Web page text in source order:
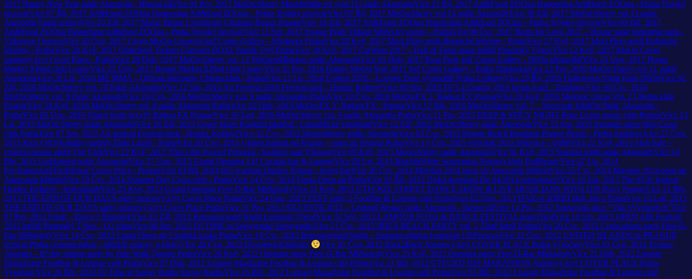
2017 Happy New Year palác Akropolis - Hlavní sálVíce 01 Pro, 2017 MoOn:Sherry MeanWhille ed. (vol.15) palác AkropolisVíce 21 Říj, 2017 Art&Food ZOOna Happening Art&food ZOOna - Praha Trojský
pivovarVíce 07 Říj, 2017 Art&Food ZOOna Happening Art&food ZOOna - Praha Trojský pivovarVíce 07 Říj, 2017 MoOn:Sherry vol.14 palác AkropolisVíce 30 Zář, 2017 MoOn:Sherry vol.13 palác
Akropolis (malá scéna)Více 20 Zář, 2017 Music Please Livestream Chapeau Rouge PragueVíce 16 Zář, 2017 Art&Food ZOOna Happening Art&food ZOOna - Praha Trojský pivovarVíce 09 Zář, 2017
Art&Food ZOOna Happening Art&food ZOOna - Praha Trojský pivovarVíce 13 Srp, 2017 Prague Pride Village Střelecký ostrov - PrahaVíce 08 Čvc, 2017 Beats for Love 2017 – House stage Industrial park -
Vítkovice OstravaVíce 30 Čvn, 2017 Cargo MoOn Carneval loď Cargo Gallery - Náplavka PrahaVíce 28 Kvě, 2017 Mezi Ploty areál Bohnické léčebny - PrahaVíce 27 Kvě, 2017 Mezi Ploty areál Bohnické
léčebny - PrahaVíce 20 Kvě, 2017 Oldschool Techno Classsics BOAT Parník Tyrš PrahaVíce 19 Kvě, 2017 CarWars 2017 – Hall of Fame stage letiště Panenský TýnecVíce 12 Kvě, 2017 MoOn Cover
atomový kryt Cover Place - PrahaVíce 28 Dub, 2017 MoOn:Sherry vol. 12 Witches&Bitches palác AkropolisVíce 01 Dub, 2017 Boat Party loď Cargo Gallery - Děčín přístavištěVíce 25 Úno, 2017 House
Market XPlod club LounyVíce 25 Úno, 2017 House Market XPlod club LounyVíce 31 Pro, 2016 Happy MoOn Year 2017 loď Cargo Gallery - Praha NáplavkaVíce 23 Pro, 2016 MoOn:Sherry vol 11. palác
AkropolisVíce 26 Lis, 2016 ME MMA – Official afterparty Uhlena klub - PrahaVíce 12 Lis, 2016 Erofest 2016 – Lounge Zone výstaviště Praha LetňanyVíce 29 Říj, 2016 Halloween Night Klub DěčínVíce 02
Zář, 2016 MoOn:Sherry vol. 10 Palác AkropolisVíce 12 Srp, 2016 Air Festival 2016 Festival park - Hradec KrálovéVíce 06 Srp, 2016 DJ´s 4 Charity 2016 kemp Josef - DubňanyVíce 30 Čvc, 2016
MoOn:Sherry vol. 9 Palác AkropolisVíce 24 Čvn, 2016 MoOn:Sherry vol. 9 palác Akropolis PrahaVíce 10 Čvn, 2016 MoOn:FX 3´ Radost FX PragueVíce 28 Kvě, 2016 Majestic circus Vol. 2 Uhelna klub
PragueVíce 28 Kvě, 2016 MoOn:Sherry vol. 8 palác Akropolis PrahaVíce 22 Dub, 2016 MoOn:FX 2´ Radost FX - PragueVíce 12 Bře, 2016 MoOn:Sherry vol. 7 – Specciale EditiOn Palác Akropolis -
PrahaVíce 05 Úno, 2016 Název bude brzy!!! Radost FX PragueVíce 30 Led, 2016 MoOn:Sherry vol. 6 palác Akropolis PrahaVíce 11 Pro, 2015 DEEP & SPICY NIGHT Pepe Lopez music club PragueVíce 13
Lis, 2015 MoOn:Sherry palác AkropolisVíce 18 Zář, 2015 Cover Stage Kostelní náměstí - Litoměřické vinobraníVíce 12 Zář, 2015 MoOn:Sherry palác AkropolisVíce 15 Srp, 2015 Summer open (tba) Cross
club PrahaVíce 07 Srp, 2015 Air festival Festival park - Hradec KrálovéVíce 31 Čvc, 2015 Moon:Sherry palác AkropolisVíce 03 Čvc, 2015 Prague Beach Boutique Prague Beach - Praha SmíchovVíce 27 Čvn,
2015 Kick Off (Holliday started) Žluté Lázně - PrahaVíce 20 Čvn, 2015 United Islands od Prague – open air festival PrahaVíce 13 Čvn, 2015 Votvírák 2015 Milovice - letištěVíce 22 Kvě, 2015 Slob Sale –
exlusive house night The ClubVíce 22 Kvě, 2015 That´s the Power! Ponorka - Kralupy nad VltavouVíce 09 Kvě, 2015 Moon:Sherry palác AkropolisVíce 01 Kvě, 2015 Stardust night palác AkropolisVíce 14
Bře, 2015 GetHoused palác AkropolisVíce 27 Úno, 2015 Grand Opening LH Coctails bar & LoungeVíce 28 Lis, 2014 Black&White Senzzation Netopýr klub PoděbradyVíce 07 Lis, 2014
PsyTranceAndTechHouse Cover Place - PragueVíce 03 Říj, 2014 Hi5 warmup Duplex Prague - teresy/barVíce 26 Čvc, 2014 Maydan 2014 open air Autocamp MiletínVíce 25 Čvc, 2014 Maydan 2014 open air
Autocamp MiletínVíce 19 Čvc, 2014 Summer Day Cross club - PrahaVíce 14 Čvn, 2014 Fiesta Open air PrahaVíce 01 Říj, 2013 Djská dovolená Do 04/2014 nehrajeme!!Více 16 Srp, 2013 The SUN festival
Hradec Králové - festivalparkVíce 25 Kvě, 2013 Grand Opening Free-D-Bar MlékojedyVíce 11 Kvě, 2013 GTFCKD: STREET DANCE SHOW & LIVE MUSICIANS WITH DJS Roxy PragueVíce 31 Bře,
2013 THE END OF OUR DAYS párty atomový kryt Cover Place PrahaVíce 24 Úno, 2013 TEST párty 2 Foodbar & Lounge café PrahaVíce 02 Úno, 2013 HAR-A-KIRRI klub Jag´s PrahaVíce 16 Led, 2013
THE END OF OUR DAYS párty atomový kryt Cover Place PrahaVíce 31 Pro, 2012 SILVESTR 2012 – Lemond Restart palác Akropolis - hlavní sálVíce 14 Pro, 2012 Soukromá akce "Vila VyVolených"Více
07 Pro, 2012 Fresh – Disco 1 ŠumperkVíce 22 Zář, 2012 Retrospection!!Night Lemirage ÚjezdVíce 31 Srp, 2012 LAMOUR FOTO & DANCE FESTIVAL hrad OkořVíce 10 Srp, 2012 OPEN AIR Festival
2012 letiště Panenský Týnec - O2 zónaVíce 06 Srp, 2012 DJ TIME at Seejayradio SeejayradioVíce 21 Čvc, 2012 IBIZA BEACH PARTY vol. 2 Žluté lázně PrahaVíce 20 Čvc, 2012 Copacabana party Free-D-
Bar MlékojedyVíce 14 Čvc, 2012 Cinda Open air Císařská louka PrahaVíce 14 Čvc, 2012 Retrospection!!night – Summer edition Lemirage I.P.PavlovaVíce 22 Čvn, 2012 UNITED ISLANDS of PRAGUE
festival Praha centrum města - přilehlé ostrovy a klubyVíce 20 Čvn, 2012 Dovolená Kdekoliv Více 01 Čvn, 2012 Back2Back Atomový kryt COVER PLACE Praha VysočanyVíce 01 Čvn, 2012 Techno
Animals – B*day edition party by Pete Walk Touster PrahaVíce 26 Kvě, 2012 Opening party Free-D-Bar MlékojedyVíce 25 Kvě, 2012 Opening party Free-D-Bar MlékojedyVíce 21 Dub, 2012 Lounge
MagaZzine Foodbar & Lounge café PrahaVíce 07 Dub, 2012 Lounge MagZzine Foodbar & Lounge café PrahaVíce 31 Bře, 2012 GTFCKD DJS MARATHON Atomový kryt COVER PLACE Praha
VysočanyVíce 26 Bře, 2012 Dj Time at Seejay Radio Seejay RadioVíce 16 Bře, 2012 Lounge MagaZzine Foodbar & Lounge café PrahaVíce 03 Bře, 2012 Lounge MagaZzine Foodbar & Lounge café